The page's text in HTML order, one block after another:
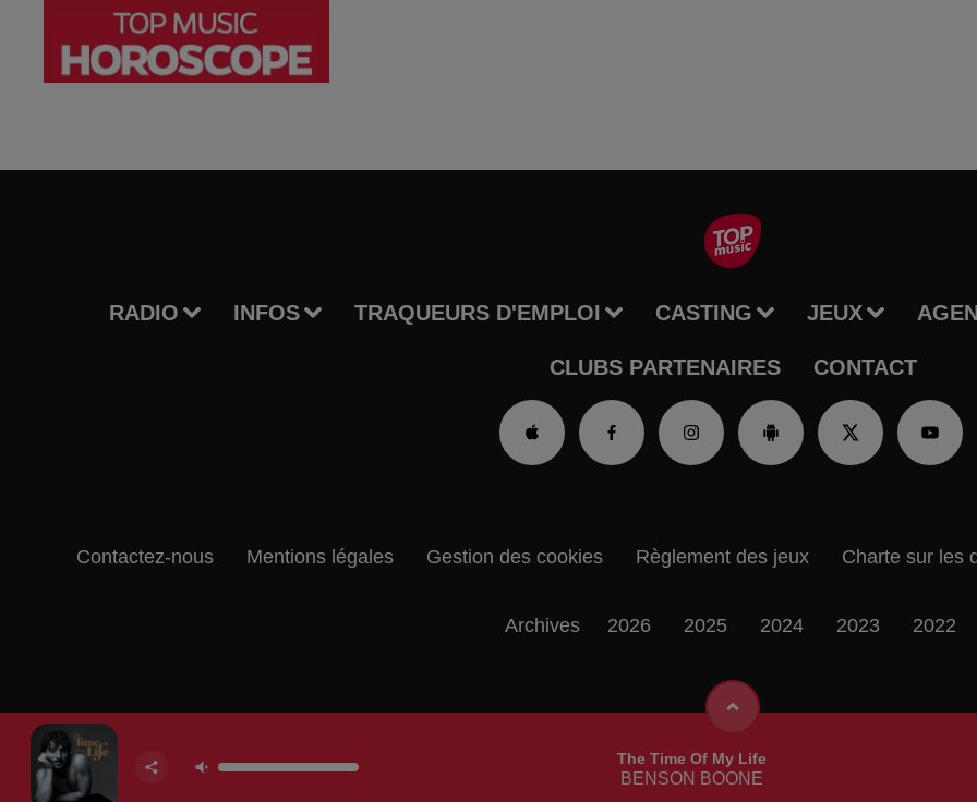
RADIO INFOS TRAQUEURS D'EMPLOI CASTING JEUX
CLUBS PARTENAIRES CONTACT
The Time Of My Life
BENSON BOONE
Contactez-nous Mentions légales Gestion des cookies Règlement des jeux Charte sur les
Archives 2026 2025 2024 2023 2022